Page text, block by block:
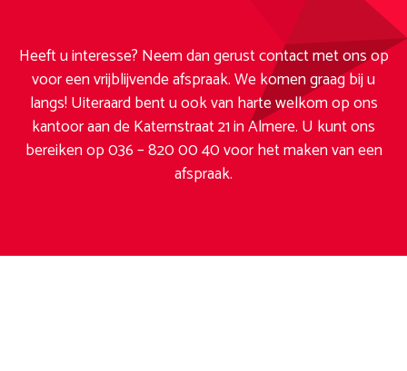
Heeft u interesse? Neem dan gerust contact met ons op
voor een vrijblijvende afspraak. We komen graag bij u
langs! Uiteraard bent u ook van harte welkom op ons
kantoor aan de Katernstraat 21 in Almere. U kunt ons
bereiken op 036 – 820 00 40 voor het maken van een
afspraak.